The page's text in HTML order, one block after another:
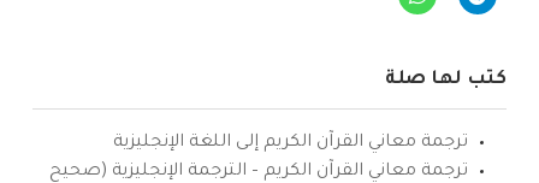
كتب لها صلة
ترجمة معاني القرآن الكريم إلى اللغة الإنجليزية
ترجمة معاني القرآن الكريم – الترجمة الإنجليزية (صحيح